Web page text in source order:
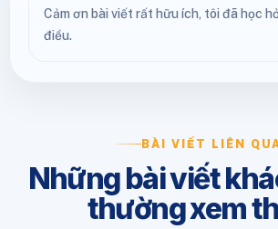
Cảm ơn bài viết rất hữu ích, tôi đã học
điều.
BÀI VIẾT LIÊN
Những bài viết
thường xem